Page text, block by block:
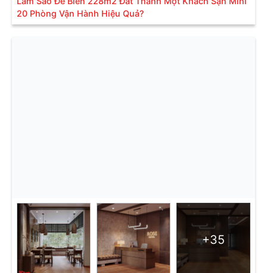
20 Phòng Vận Hành Hiệu Quả?
+35